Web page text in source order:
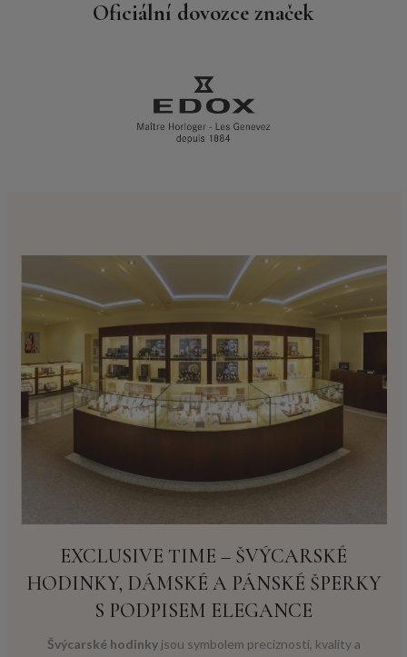
Oficiální dovozce značek
EXCLUSIVE TIME – ŠVÝCARSKÉ
HODINKY, DÁMSKÉ A PÁNSKÉ ŠPERKY
S PODPISEM ELEGANCE
Švýcarské hodinkyjsou symbolem preciznosti, kvality a